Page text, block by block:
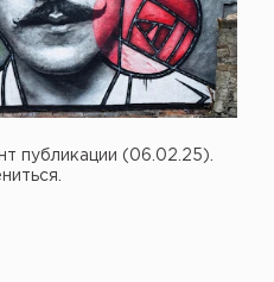
публикации (06.02.25).